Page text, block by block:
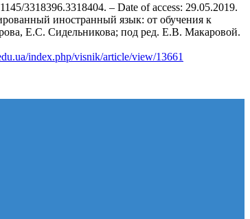
3318396.3318404. – Date of access: 29.05.2019.
иностранный язык: от обучения к
Е.С. Сидельникова; под ред. Е.В. Макаровой.
index.php/visnik/article/view/13661